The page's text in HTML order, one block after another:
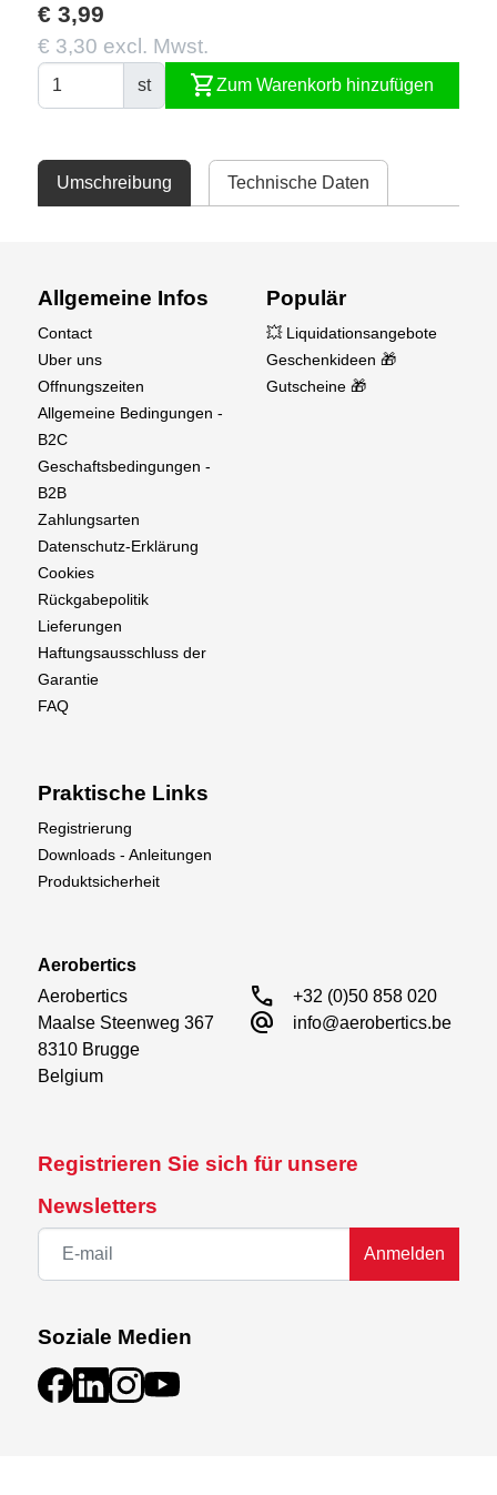
€ 3,99
€ 3,30 excl. Mwst.
st shopping_cartZum Warenkorb hinzufügen
Umschreibung Technische Daten
Registrieren Sie sich für unsere
Newsletters
Anmelden
Soziale Medien
Allgemeine Infos
Contact
Uber uns
Offnungszeiten
Allgemeine Bedingungen -
B2C
Geschaftsbedingungen -
B2B
Zahlungsarten
Datenschutz-Erklärung
Cookies
Rückgabepolitik
Lieferungen
Haftungsausschluss der
Garantie
FAQ
Populär
💥 Liquidationsangebote
Geschenkideen 🎁
Gutscheine 🎁
Praktische Links
Registrierung
Downloads - Anleitungen
Produktsicherheit
Aerobertics
Aerobertics
Maalse Steenweg 367
8310 Brugge
Belgium
call +32 (0)50 858 020
alternate_email info@aerobertics.be